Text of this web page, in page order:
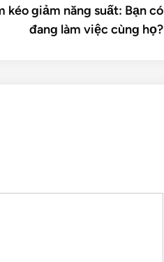
kéo giảm năng suất: Bạn có
đang làm việc cùng họ?